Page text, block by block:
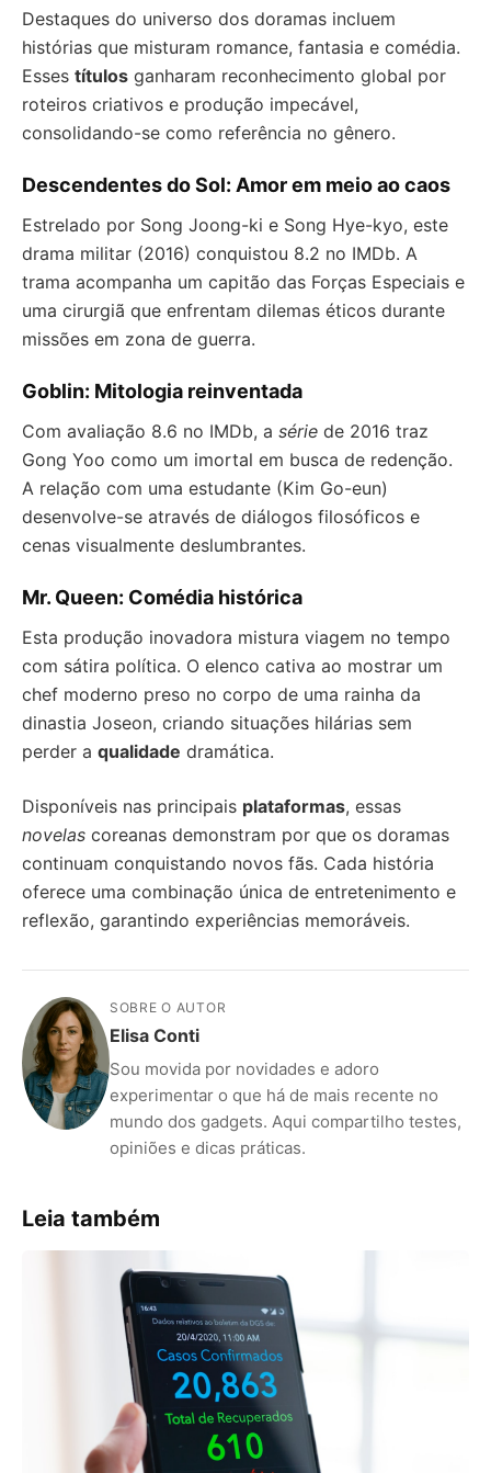
Destaques do universo dos doramas incluem
histórias que misturam romance, fantasia e comédia.
Esses títulos ganharam reconhecimento global por
roteiros criativos e produção impecável,
consolidando-se como referência no gênero.
Descendentes do Sol: Amor em meio ao caos
Estrelado por Song Joong-ki e Song Hye-kyo, este
drama militar (2016) conquistou 8.2 no IMDb. A
trama acompanha um capitão das Forças Especiais e
uma cirurgiã que enfrentam dilemas éticos durante
missões em zona de guerra.
Goblin: Mitologia reinventada
Com avaliação 8.6 no IMDb, a série de 2016 traz
Gong Yoo como um imortal em busca de redenção.
A relação com uma estudante (Kim Go-eun)
desenvolve-se através de diálogos filosóficos e
cenas visualmente deslumbrantes.
Mr. Queen: Comédia histórica
Esta produção inovadora mistura viagem no tempo
com sátira política. O elenco cativa ao mostrar um
chef moderno preso no corpo de uma rainha da
dinastia Joseon, criando situações hilárias sem
perder a qualidade dramática.
Disponíveis nas principais plataformas, essas
novelas coreanas demonstram por que os doramas
continuam conquistando novos fãs. Cada história
oferece uma combinação única de entretenimento e
reflexão, garantindo experiências memoráveis.
SOBRE O AUTOR
Elisa Conti
Sou movida por novidades e adoro
experimentar o que há de mais recente no
mundo dos gadgets. Aqui compartilho testes,
opiniões e dicas práticas.
Leia também